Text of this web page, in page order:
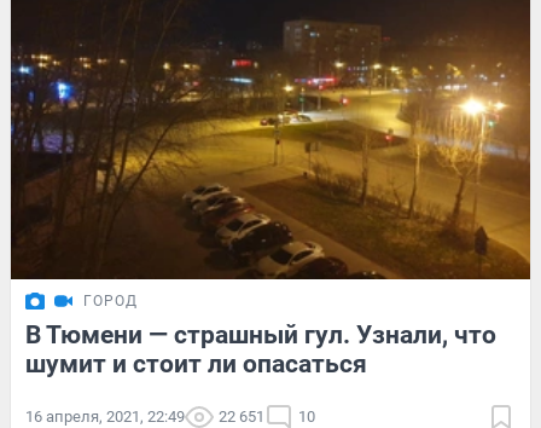
ГОРОД
В Тюмени — страшный гул. Узнали, что
шумит и стоит ли опасаться
16 апреля, 2021, 22:49 22 651 10